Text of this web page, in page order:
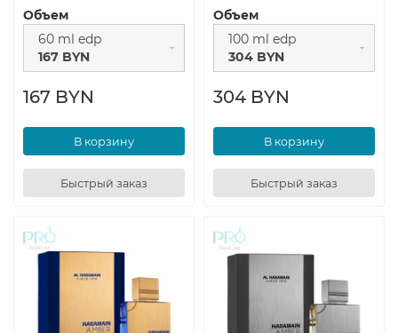
Объем
60 ml edp
167 BYN
167 BYN
В корзину
Быстрый заказ
Объем
100 ml edp
304 BYN
304 BYN
В корзину
Быстрый заказ